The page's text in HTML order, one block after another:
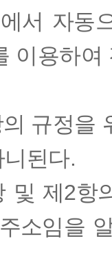
서 자동
이용하
규정을
된다.
및 제2항
소임을